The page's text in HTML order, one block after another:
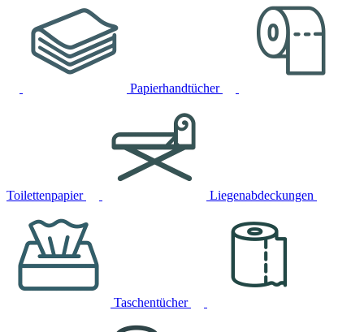
Papierhandtücher
Toilettenpapier Liegenabdeckungen
Taschentücher